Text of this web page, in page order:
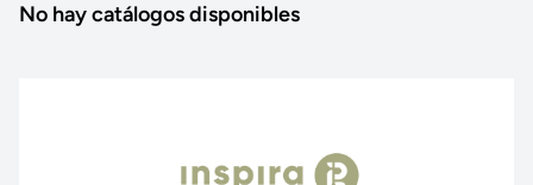
No hay catálogos disponibles